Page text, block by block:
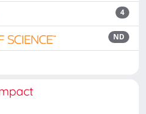
4
ND